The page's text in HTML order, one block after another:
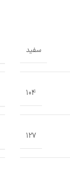
سفید
104
127